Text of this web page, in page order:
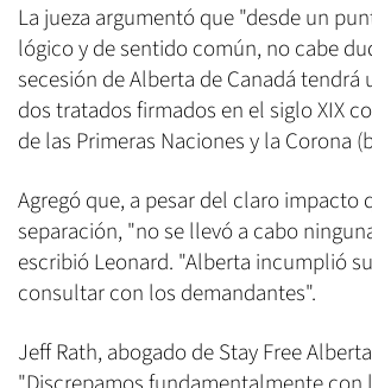
La jueza argumentó que "desde un
lógico y de sentido común, no cabe
secesión de Alberta de Canadá tendrá
dos tratados firmados en el siglo XIX
de las Primeras Naciones y la Corona
Agregó que, a pesar del claro impacto
separación, "no se llevó a cabo
escribió Leonard. "Alberta incumplió
consultar con los demandantes".
Jeff Rath, abogado de Stay Free